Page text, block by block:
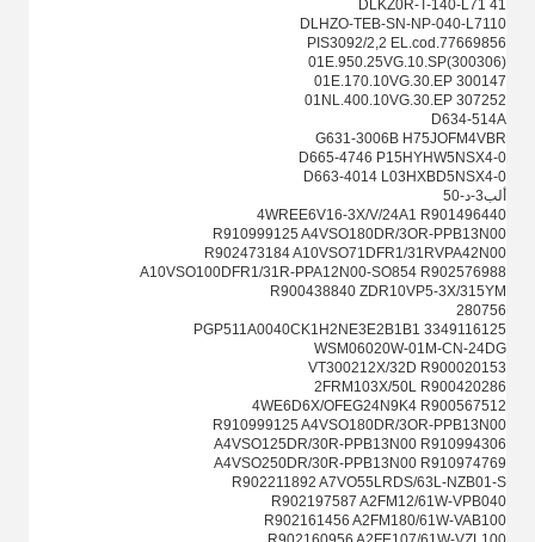
DLKZ0R-T-140-L71 41
DLHZO-TEB-SN-NP-040-L7110
PIS3092/2,2 EL.cod.77669856
01E.950.25VG.10.SP(300306)
01E.170.10VG.30.EP 300147
01NL.400.10VG.30.EP 307252
D634-514A
G631-3006B H75JOFM4VBR
D665-4746 P15HYHW5NSX4-0
D663-4014 L03HXBD5NSX4-0
ألب3-د-50
4WREE6V16-3X/V/24A1 R901496440
R910999125 A4VSO180DR/3OR-PPB13N00
R902473184 A10VSO71DFR1/31RVPA42N00
A10VSO100DFR1/31R-PPA12N00-SO854 R902576988
R900438840 ZDR10VP5-3X/315YM
280756
3349116125 PGP511A0040CK1H2NE3E2B1B1
WSM06020W-01M-CN-24DG
VT300212X/32D R900020153
2FRM103X/50L R900420286
4WE6D6X/OFEG24N9K4 R900567512
R910999125 A4VSO180DR/3OR-PPB13N00
A4VSO125DR/30R-PPB13N00 R910994306
A4VSO250DR/30R-PPB13N00 R910974769
R902211892 A7VO55LRDS/63L-NZB01-S
R902197587 A2FM12/61W-VPB040
R902161456 A2FM180/61W-VAB100